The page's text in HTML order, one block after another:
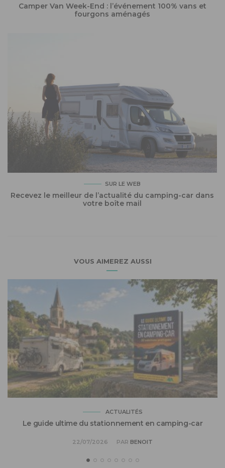
Camper Van Week-End : l’événement 100% vans et
fourgons aménagés
SUR LE WEB
Recevez le meilleur de l’actualité du camping-car dans
votre boîte mail
VOUS AIMEREZ AUSSI
ACTUALITÉS
Le guide ultime du stationnement en camping-car
22/07/2026 PAR BENOIT